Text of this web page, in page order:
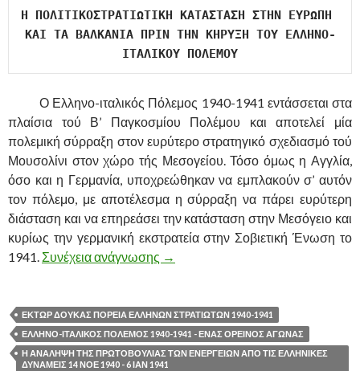
Η ΠΟΛΙΤΙΚΟΣΤΡΑΤΙΩΤΙΚΗ ΚΑΤΑΣΤΑΣΗ ΣΤΗΝ ΕΥΡΩΠΗ
ΚΑΙ ΤΑ ΒΑΛΚΑΝΙΑ ΠΡΙΝ ΤΗΝ ΚΗΡΥΞΗ ΤΟΥ ΕΛΛΗΝΟ-
ΙΤΑΛΙΚΟΥ ΠΟΛΕΜΟΥ
Ο Ελληνο-ιταλικός Πόλεμος 1940-1941 εντάσσεται στα
πλαίσια τού Β’ Παγκοσμί­ου Πολέμου και αποτελεί μία
πολεμική σύρραξη στον ευρύτερο στρατηγικό σχεδιασμό τού
Μουσολίνι στον χώρο τής Μεσογείου. Τόσο όμως η Αγγλία,
όσο και η Γερμανία, υποχρεώθηκαν να εμπλακούν σ’ αυτόν
τον πόλεμο, με αποτέλεσμα η σύρραξη να πάρει ευρύτερη
διάσταση και να επηρεάσει την κατάσταση στην Μεσόγειο και
κυρίως την γερμανική εκστρατεία στην Σοβιετική Ένωση το
1941. Συνέχεια ανάγνωσης ΕΛΛΗΝΟ-ΙΤΑΛΙΚΟΣ ΠΟΛΕΜΟΣ
→
ΕΚΤΩΡ ΔΟΥΚΑΣ ΠΟΡΕΙΑ ΕΛΛΗΝΩΝ ΣΤΡΑΤΙΩΤΩΝ 1940-1941
ΕΛΛΗΝΟ-ΙΤΑΛΙΚΟΣ ΠΟΛΕΜΟΣ 1940-1941 - ΕΝΑΣ ΟΡΕΙΝΟΣ ΑΓΩΝΑΣ
Η ΑΝΑΛΗΨΗ ΤΗΣ ΠΡΩΤΟΒΟΥΛΙΑΣ ΤΩΝ ΕΝΕΡΓΕΙΩΝ ΑΠΟ ΤΙΣ ΕΛΛΗΝΙΚΕΣ
ΔΥΝΑΜΕΙΣ 14 ΝΟΕ 1940 - 6 ΙΑΝ 1941